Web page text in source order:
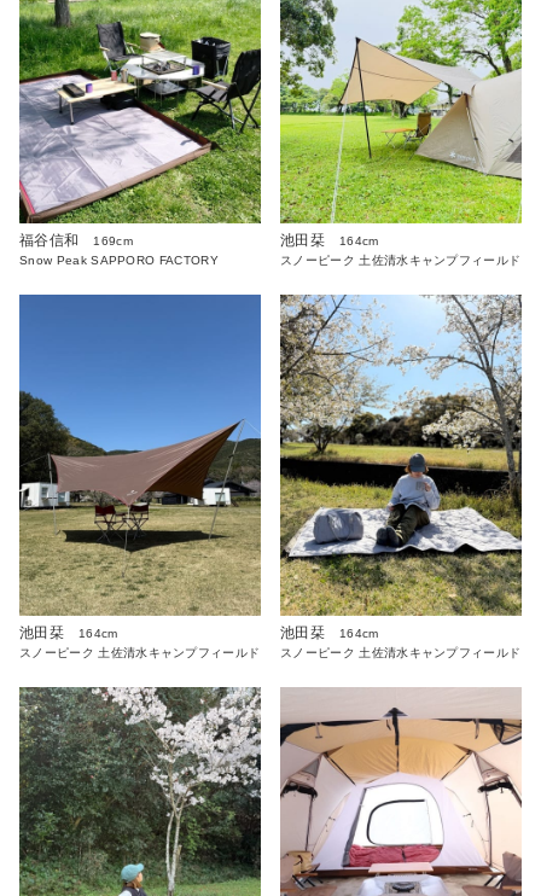
福谷信和
169cm
Snow Peak SAPPORO FACTORY
池田栞
164cm
スノーピーク 土佐清水キャンプフィールド
池田栞
164cm
スノーピーク 土佐清水キャンプフィールド
池田栞
164cm
スノーピーク 土佐清水キャンプフィールド